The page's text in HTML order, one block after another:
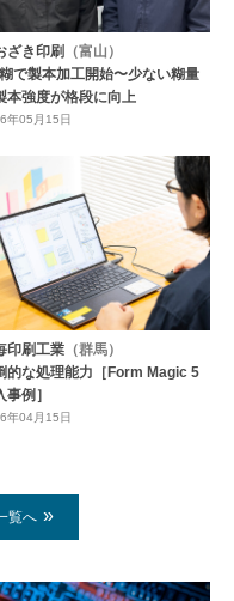
ざき印刷
（富山）
で製本加工開始〜少ない糊量
本強度が格段に向上
年05月15日
印刷工業 （群馬）
的な処理能力［Form Magic 5
事例］
年04月15日
覧へ